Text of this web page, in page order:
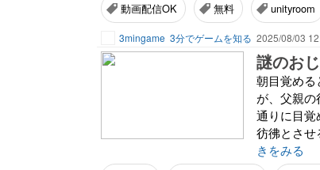
動画配信OK 無料 unityroom
3mingame 3分でゲームを知る 2025/08/03
謎のお
朝目覚める
が、父親
通りに目覚
彷彿とさせ
きをみる